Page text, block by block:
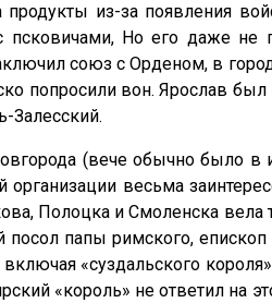
продукты из-за появления
Но его даже не
союз с Орденом, в
попросили вон. Ярослав
Залесский.
(вече обычно было
организации весьма
Полоцка и Смоленска
папы римского,
«суздальского
«король» не ответил на